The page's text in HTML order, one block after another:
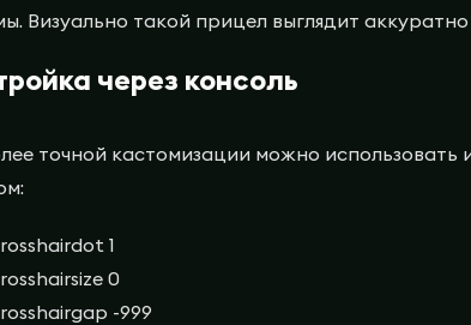
Визуально такой прицел выглядит
через консоль
точной кастомизации можно
1
0
-999